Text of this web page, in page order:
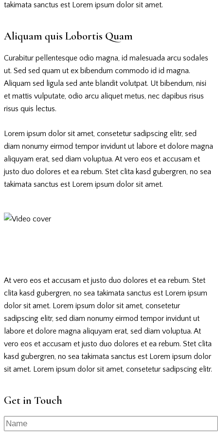
takimata sanctus est Lorem ipsum dolor sit amet.
Aliquam quis Lobortis Quam
Curabitur pellentesque odio magna, id malesuada arcu sodales
ut. Sed sed quam ut ex bibendum commodo id id magna.
Aliquam sed ligula sed ante blandit volutpat. Ut bibendum, nisi
et mattis vulputate, odio arcu aliquet metus, nec dapibus risus
risus quis lectus.
Lorem ipsum dolor sit amet, consetetur sadipscing elitr, sed
diam nonumy eirmod tempor invidunt ut labore et dolore magna
aliquyam erat, sed diam voluptua. At vero eos et accusam et
justo duo dolores et ea rebum. Stet clita kasd gubergren, no sea
takimata sanctus est Lorem ipsum dolor sit amet.
At vero eos et accusam et justo duo dolores et ea rebum. Stet
clita kasd gubergren, no sea takimata sanctus est Lorem ipsum
dolor sit amet. Lorem ipsum dolor sit amet, consetetur
sadipscing elitr, sed diam nonumy eirmod tempor invidunt ut
labore et dolore magna aliquyam erat, sed diam voluptua. At
vero eos et accusam et justo duo dolores et ea rebum. Stet clita
kasd gubergren, no sea takimata sanctus est Lorem ipsum dolor
sit amet. Lorem ipsum dolor sit amet, consetetur sadipscing elitr.
Get in Touch